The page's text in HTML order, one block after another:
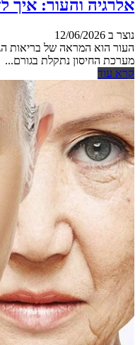
אלרגיה והעור: איך
נוצר ב 12/06/2026
העור הוא המראה של בריאות
מערכת החיסון נתקלת בגורם...
קרא עוד